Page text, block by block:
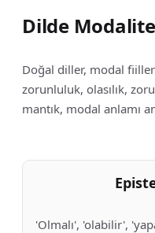
Dilde Modalite
Doğal diller, modal fiiller
zorunluluk, olasılık,
mantık, modal anlamı
'Olmalı', 'olabilir',